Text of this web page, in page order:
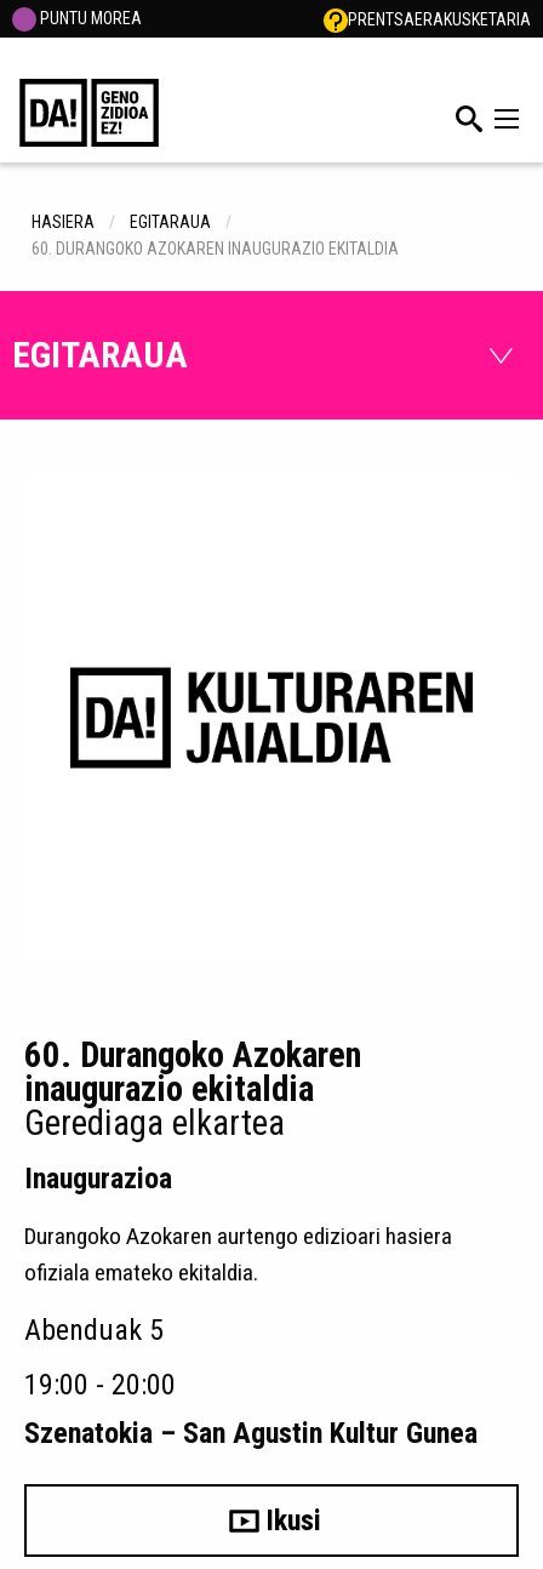
PUNTU MOREA PRENTSAERAKUSKETARIA
HASIERA
EGITARAUA
60. DURANGOKO AZOKAREN INAUGURAZIO EKITALDIA
EGITARAUA
60. Durangoko Azokaren
inaugurazio ekitaldia
Gerediaga elkartea
Inaugurazioa
Durangoko Azokaren aurtengo edizioari hasiera
ofiziala emateko ekitaldia.
Abenduak 5
19:00 - 20:00
Szenatokia – San Agustin Kultur Gunea
Ikusi